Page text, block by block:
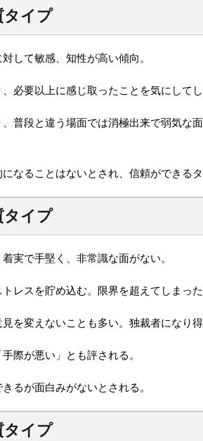
タイプ
して敏感、知性が高い傾向。
必要以上に感じ取ったことを気にしてし
普段と違う場面では消極出来で弱気な
なることはないとされ、信頼ができるタ
タイプ
実で手堅く、非常識な面がない。
レスを貯め込む。限界を超えてしまっ
を変えないことも多い。独裁者になり得
際が悪い」とも評される。
るが面白みがないとされる。
タイプ